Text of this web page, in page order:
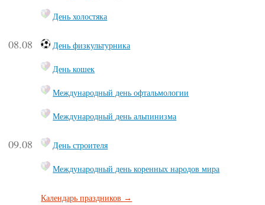
День холостяка
08.08 День физкультурника
День кошек
Международный день офтальмологии
Международный день альпинизма
09.08 День строителя
Международный день коренных народов мира
Календарь праздников →